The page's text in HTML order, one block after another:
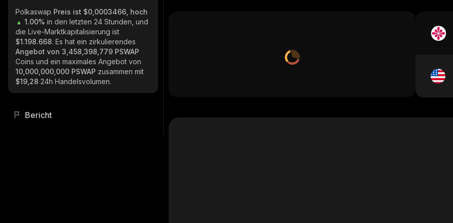
Polkaswap Preis ist $0,0003466, hoch
1.00% in den letzten 24 Stunden, und
die Live-Marktkapitalisierung ist
$1.198.668. Es hat ein zirkulierendes
Angebot von 3,458,398,779 PSWAP
Coins und ein maximales Angebot von
10,000,000,000 PSWAP zusammen mit
$19,28 24h Handelsvolumen.
Bericht